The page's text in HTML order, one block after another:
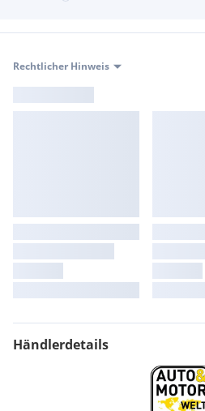
Rechtlicher Hinweis
Händlerdetails